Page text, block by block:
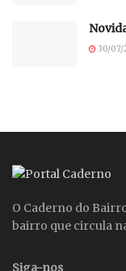
30/07/
O Caderno do
bairro que circula
Siga-nos